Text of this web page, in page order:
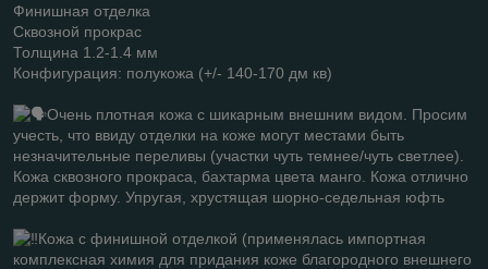
Финишная отделка
Сквозной прокрас
Толщина 1.2-1.4 мм
Конфигурация: полукожа (+/- 140-170 дм кв)
Очень плотная кожа с шикарным внешним видом. Просим
учесть, что ввиду отделки на коже могут местами быть
незначительные переливы (участки чуть темнее/чуть светлее).
Кожа сквозного прокраса, бахтарма цвета манго. Кожа отлично
держит форму. Упругая, хрустящая шорно-седельная юфть
Кожа с финишной отделкой (применялась импортная
комплексная химия для придания коже благородного внешнего